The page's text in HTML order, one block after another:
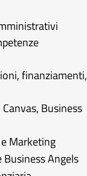
finanziamenti,
Business
Marketing
Angels